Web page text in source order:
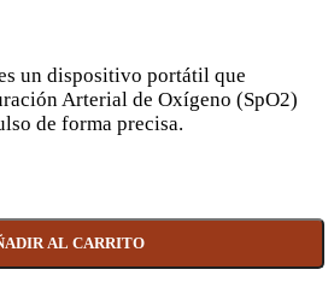
un dispositivo portátil que
Arterial de Oxígeno (SpO2)
de forma precisa.
cantidad
AL CARRITO